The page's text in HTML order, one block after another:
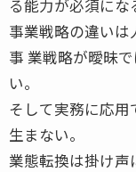
る能力が必須にな
事業戦略の違いは
事 業戦略が曖昧
い。
そして実務に応用
生まない。
業態転換は掛け声